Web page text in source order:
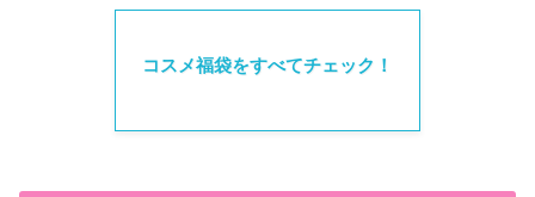
コスメ福袋をすべてチェック！